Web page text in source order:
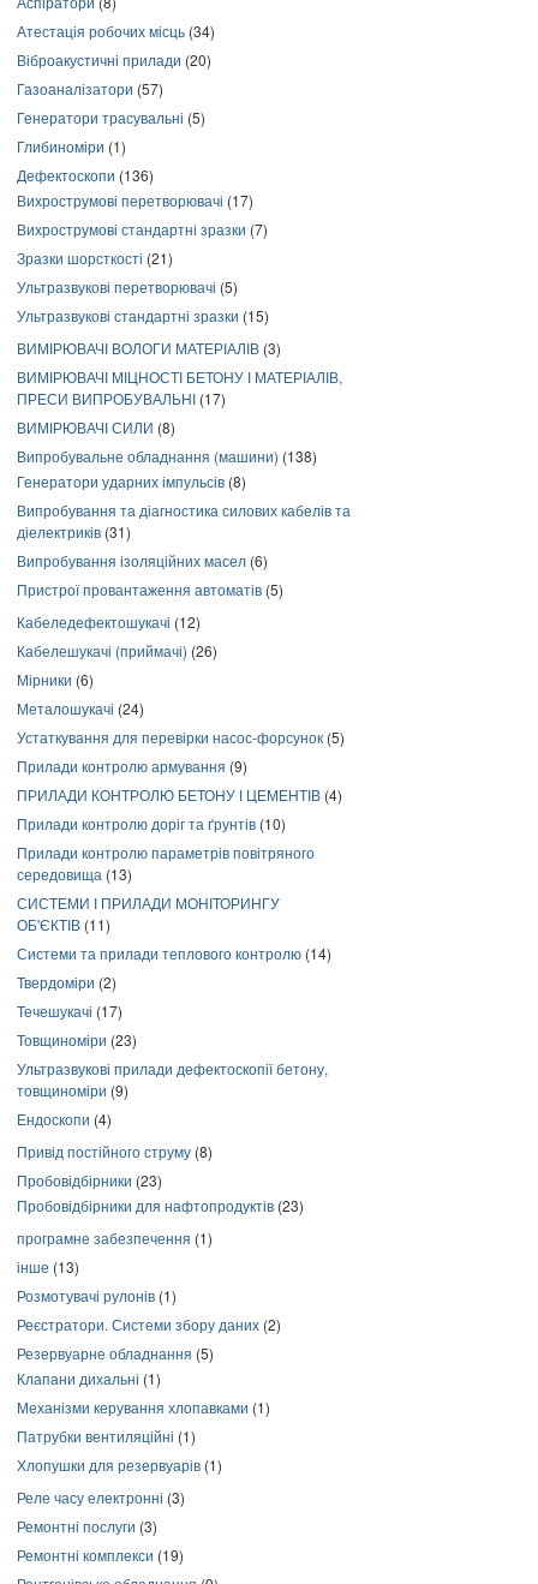
Атестація робочих місць (34)
Віброакустичні прилади (20)
Газоаналізатори (57)
Генератори трасувальні (5)
Глибиноміри (1)
Дефектоскопи (136)
Вихрострумові перетворювачі (17)
Вихрострумові стандартні зразки (7)
Зразки шорсткості (21)
Ультразвукові перетворювачі (5)
Ультразвукові стандартні зразки (15)
ВИМІРЮВАЧІ ВОЛОГИ МАТЕРІАЛІВ (3)
ВИМІРЮВАЧІ МІЦНОСТІ БЕТОНУ І МАТЕРІАЛІВ,
ПРЕСИ ВИПРОБУВАЛЬНІ (17)
ВИМІРЮВАЧІ СИЛИ (8)
Випробувальне обладнання (машини) (138)
Генератори ударних імпульсів (8)
Випробування та діагностика силових кабелів та
діелектриків (31)
Випробування ізоляційних масел (6)
Пристрої провантаження автоматів (5)
Кабеледефектошукачі (12)
Кабелешукачі (приймачі) (26)
Мірники (6)
Металошукачі (24)
Устаткування для перевірки насос-форсунок (5)
Прилади контролю армування (9)
ПРИЛАДИ КОНТРОЛЮ БЕТОНУ І ЦЕМЕНТІВ (4)
Прилади контролю доріг та ґрунтів (10)
Прилади контролю параметрів повітряного
середовища (13)
СИСТЕМИ І ПРИЛАДИ МОНІТОРИНГУ
ОБ'ЄКТІВ (11)
Системи та прилади теплового контролю (14)
Твердоміри (2)
Течешукачі (17)
Товщиноміри (23)
Ультразвукові прилади дефектоскопії бетону,
товщиноміри (9)
Ендоскопи (4)
Привід постійного струму (8)
Пробовідбірники (23)
Пробовідбірники для нафтопродуктів (23)
програмне забезпечення (1)
інше (13)
Розмотувачі рулонів (1)
Реєстратори. Системи збору даних (2)
Резервуарне обладнання (5)
Клапани дихальні (1)
Механізми керування хлопавками (1)
Патрубки вентиляційні (1)
Хлопушки для резервуарів (1)
Реле часу електронні (3)
Ремонтні послуги (3)
Ремонтні комплекси (19)